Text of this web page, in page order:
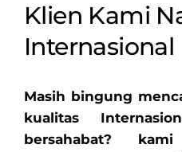
Klien Kami
Internasional
Masih bingung
kualitas
bersahabat?